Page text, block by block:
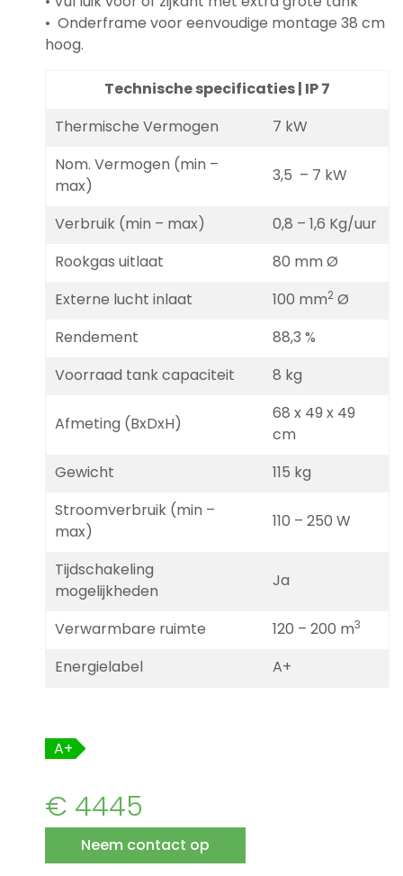
• Onderframe voor eenvoudige montage 38 cm
hoog.
Technische specificaties | IP 7
Thermische Vermogen
7 kW
Nom. Vermogen (min –
max)
3,5 – 7 kW
Verbruik (min – max)
0,8 – 1,6 Kg/uur
Rookgas uitlaat
80 mm Ø
Externe lucht inlaat
100 mm2 Ø
Rendement
88,3 %
Voorraad tank capaciteit
8 kg
Afmeting (BxDxH)
68 x 49 x 49
cm
Gewicht
115 kg
Stroomverbruik (min –
max)
110 – 250 W
Tijdschakeling
mogelijkheden
Ja
Verwarmbare ruimte 120 – 200 m3
Energielabel A+
A+
€ 4445
Neem contact op